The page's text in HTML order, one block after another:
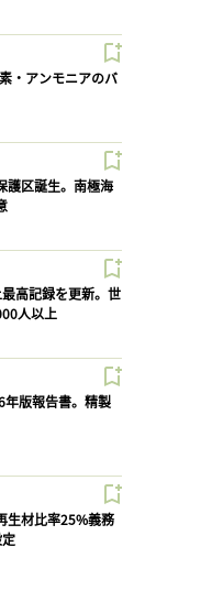
・アンモニアのバ
護区誕生。南極海
高記録を更新。世
人以上
年版報告書。精製
生材比率25%義務